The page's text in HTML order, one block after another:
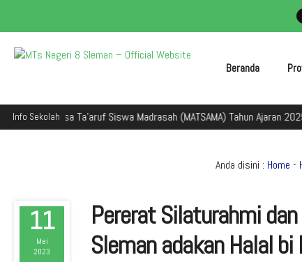
Beranda
Info Sekolah
Masa Ta'aruf Siswa Madrasah (MATSAMA) Tahun Ajaran 2025/
Anda disini : Home -
11
Mei
2023
Pererat Silaturahmi
Sleman adakan Halal bi